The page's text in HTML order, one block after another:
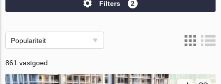
Filters 2
Populariteit
861 vastgoed